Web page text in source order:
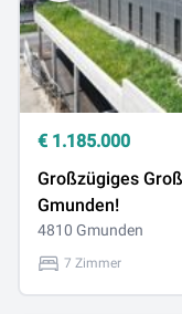
€ 1.185.000
Großzügiges
Gmunden!
4810 Gmunden
7 Zimmer